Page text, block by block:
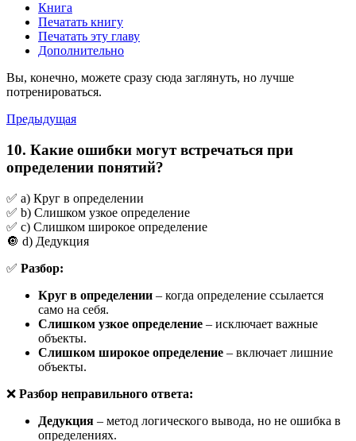
Книга
Печатать книгу
Печатать эту главу
Дополнительно
Вы, конечно, можете сразу сюда заглянуть, но лучше
потренироваться.
Предыдущая
10. Какие ошибки могут встречаться при
определении понятий?
✅ a) Круг в определении
✅ b) Слишком узкое определение
✅ c) Слишком широкое определение
🔘 d) Дедукция
✅ Разбор:
Круг в определении – когда определение ссылается
само на себя.
Слишком узкое определение – исключает важные
объекты.
Слишком широкое определение – включает лишние
объекты.
❌ Разбор неправильного ответа:
Дедукция – метод логического вывода, но не ошибка в
определениях.